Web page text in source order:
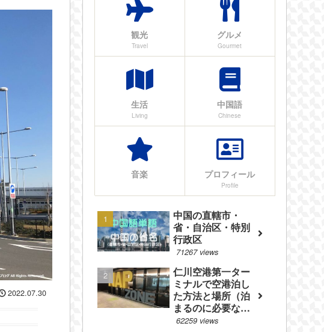
2022.07.30
観光
Travel
グルメ
Gourmet
生活
Living
中国語
Chinese
音楽 プロフィール
Profile
中国の直轄市・
省・自治区・特別
行政区
71267 views
仁川空港第一ター
ミナルで空港泊し
た方法と場所（泊
まるのに必要なも
のやフロアマップ
62259 views